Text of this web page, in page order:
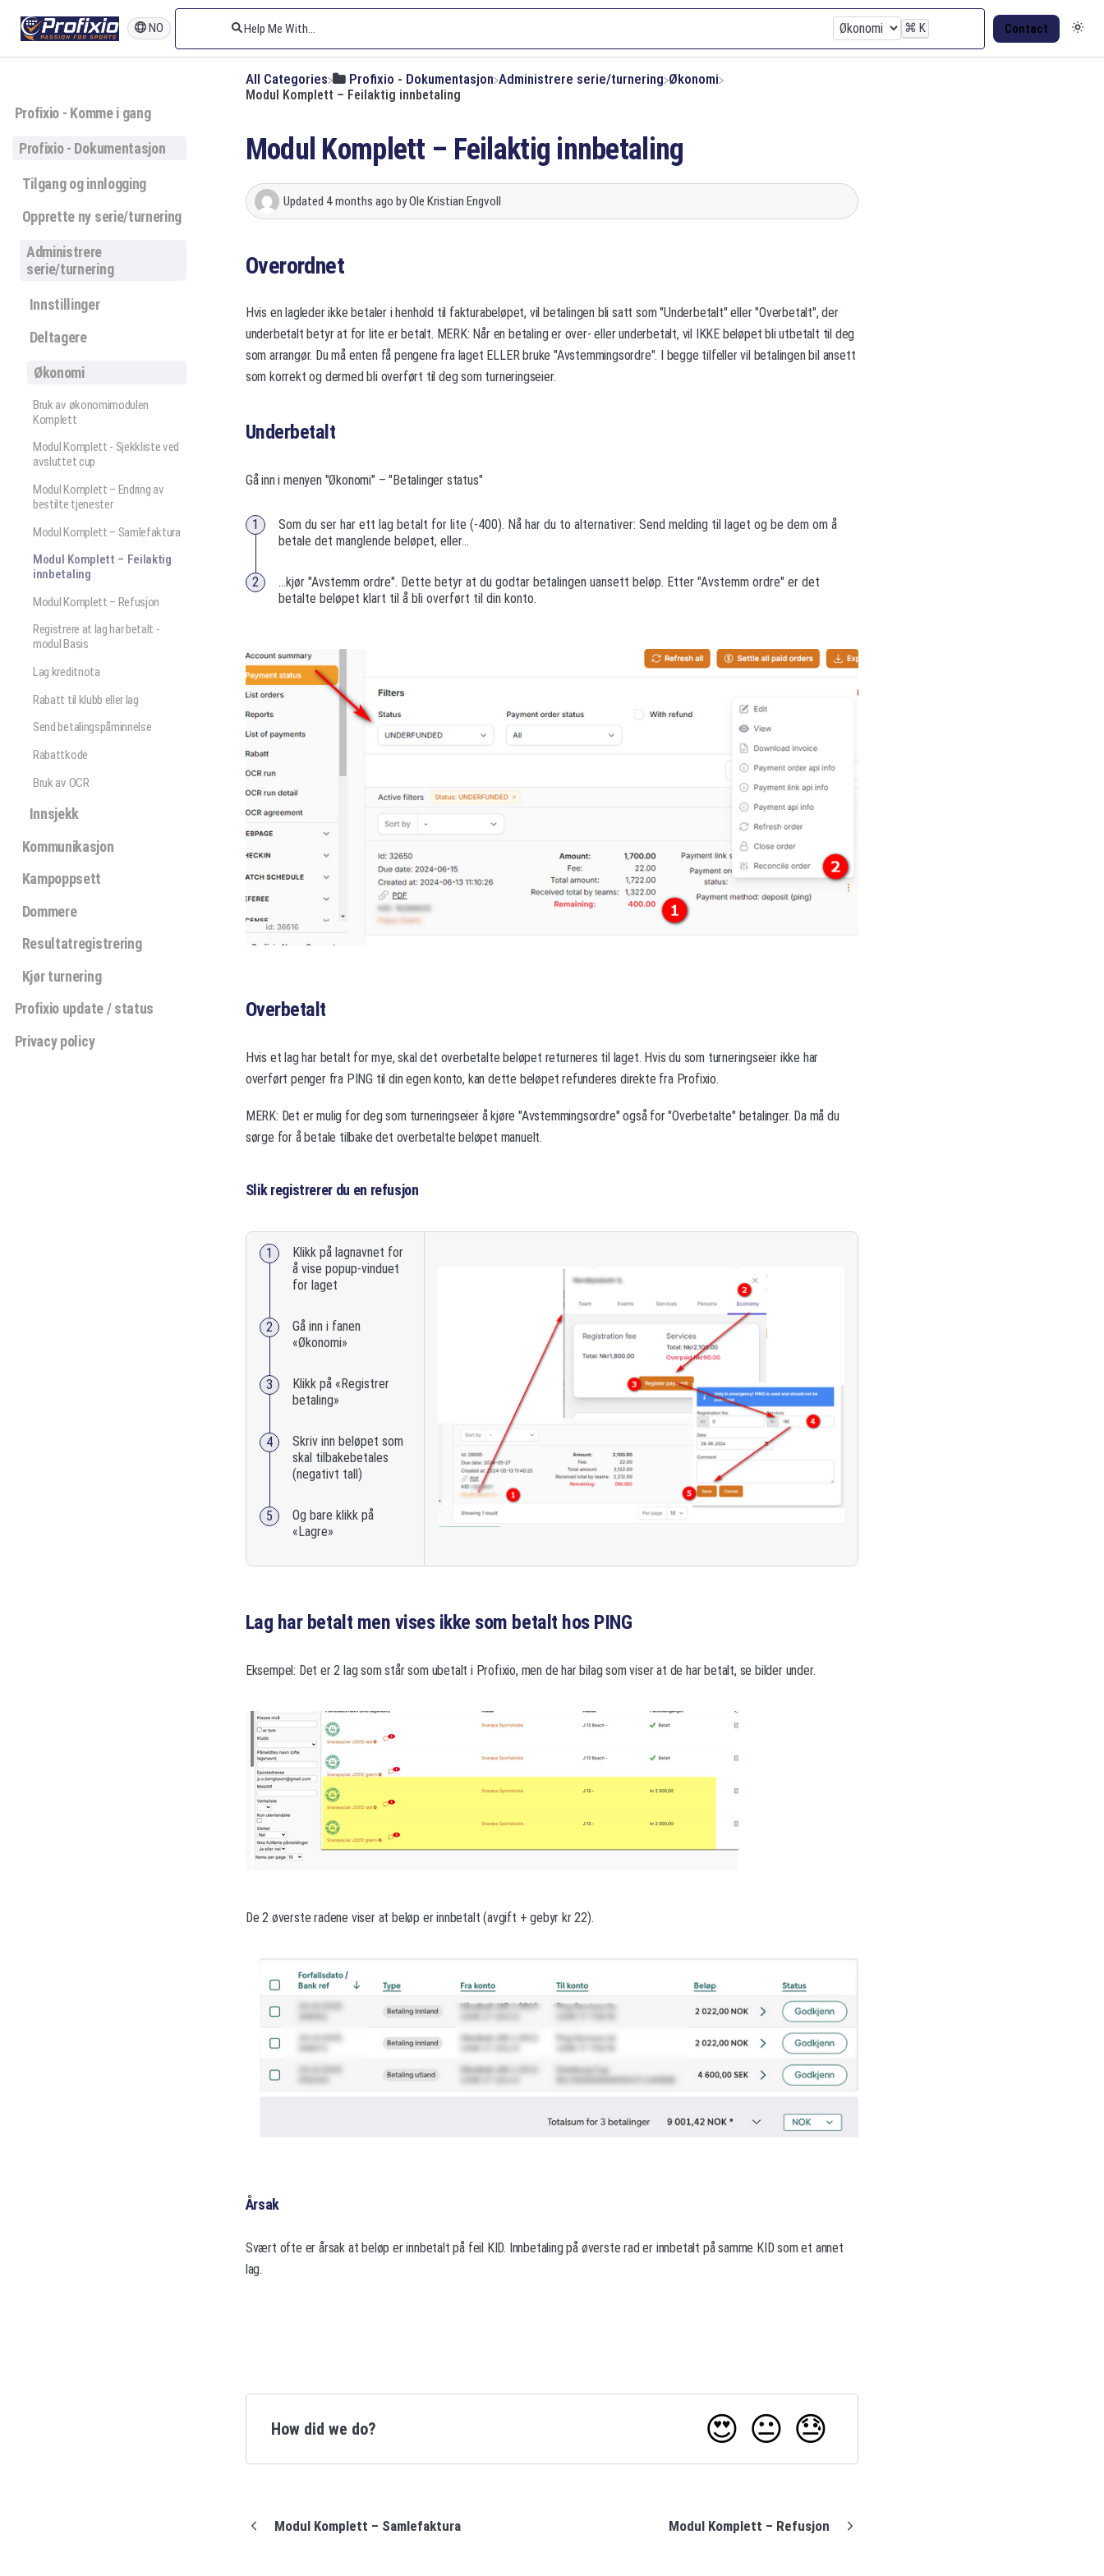
NO ⌘ K Contact
Profixio - Komme i gang
Profixio - Dokumentasjon
Tilgang og innlogging
Opprette ny serie/turnering
Administrere
serie/turnering
Innstillinger
Deltagere
Økonomi
Bruk av økonomimodulen
Komplett
Modul Komplett - Sjekkliste ved
avsluttet cup
Modul Komplett – Endring av
bestilte tjenester
Modul Komplett – Samlefaktura
Modul Komplett – Feilaktig
innbetaling
Modul Komplett – Refusjon
Registrere at lag har betalt -
modul Basis
Lag kreditnota
Rabatt til klubb eller lag
Send betalingspåminnelse
Rabattkode
Bruk av OCR
Innsjekk
Kommunikasjon
Kampoppsett
Dommere
Resultatregistrering
Kjør turnering
Profixio update / status
Privacy policy
All Categories ​Profixio - Dokumentasjon ​Administrere serie/turnering ​Økonomi
Modul Komplett – Feilaktig innbetaling
Modul Komplett – Feilaktig innbetaling
Updated 4 months ago byOle Kristian Engvoll
Overordnet
Hvis en lagleder ikke betaler i henhold til fakturabeløpet, vil betalingen bli satt som "Underbetalt" eller "Overbetalt", der
underbetalt betyr at for lite er betalt. MERK: Når en betaling er over- eller underbetalt, vil IKKE beløpet bli utbetalt til deg
som arrangør. Du må enten få pengene fra laget ELLER bruke "Avstemmingsordre". I begge tilfeller vil betalingen bil ansett
som korrekt og dermed bli overført til deg som turneringseier.
Underbetalt
Gå inn i menyen "Økonomi" – "Betalinger status"
Som du ser har ett lag betalt for lite (-400). Nå har du to alternativer: Send melding til laget og be dem om å
betale det manglende beløpet, eller...
...kjør "Avstemm ordre". Dette betyr at du godtar betalingen uansett beløp. Etter "Avstemm ordre" er det
betalte beløpet klart til å bli overført til din konto.
Overbetalt
Hvis et lag har betalt for mye, skal det overbetalte beløpet returneres til laget. Hvis du som turneringseier ikke har
overført penger fra PING til din egen konto, kan dette beløpet refunderes direkte fra Profixio.
MERK: Det er mulig for deg som turneringseier å kjøre "Avstemmingsordre" også for "Overbetalte" betalinger. Da må du
sørge for å betale tilbake det overbetalte beløpet manuelt.
Slik registrerer du en refusjon
Klikk på lagnavnet for
å vise popup-vinduet
for laget
Gå inn i fanen
«Økonomi»
Klikk på «Registrer
betaling»
Skriv inn beløpet som
skal tilbakebetales
(negativt tall)
Og bare klikk på
«Lagre»
Lag har betalt men vises ikke som betalt hos PING
Eksempel: Det er 2 lag som står som ubetalt i Profixio, men de har bilag som viser at de har betalt, se bilder under.
De 2 øverste radene viser at beløp er innbetalt (avgift + gebyr kr 22).
Årsak
Svært ofte er årsak at beløp er innbetalt på feil KID. Innbetaling på øverste rad er innbetalt på samme KID som et annet
lag.
How did we do? 😍 😐 😓
Modul Komplett – Samlefaktura Modul Komplett – Refusjon